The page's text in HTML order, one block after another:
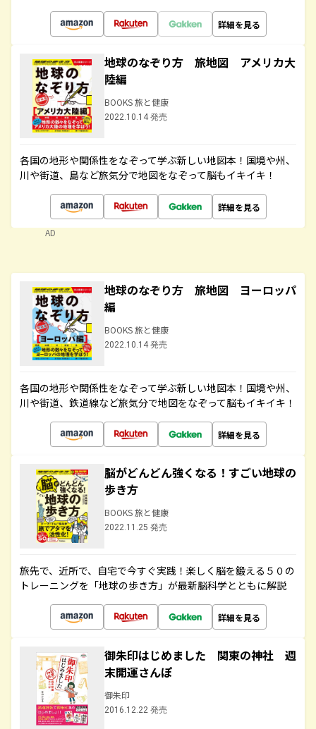
詳細を見る
地球のなぞり方 旅地図 アメリカ大
陸編
BOOKS 旅と健康
2022.10.14 発売
各国の地形や関係性をなぞって学ぶ新しい地図本！国境や州、
川や街道、島など旅気分で地図をなぞって脳もイキイキ！
詳細を見る
AD
地球のなぞり方 旅地図 ヨーロッパ
編
BOOKS 旅と健康
2022.10.14 発売
各国の地形や関係性をなぞって学ぶ新しい地図本！国境や州、
川や街道、鉄道線など旅気分で地図をなぞって脳もイキイキ！
詳細を見る
脳がどんどん強くなる！すごい地球の
歩き方
BOOKS 旅と健康
2022.11.25 発売
旅先で、近所で、自宅で今すぐ実践！楽しく脳を鍛える５０の
トレーニングを「地球の歩き方」が最新脳科学とともに解説
詳細を見る
御朱印はじめました 関東の神社 週
末開運さんぽ
御朱印
2016.12.22 発売